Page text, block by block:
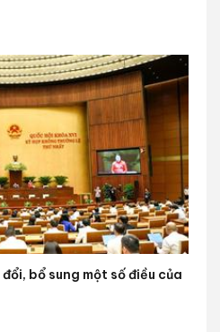
bổ sung một số điều của